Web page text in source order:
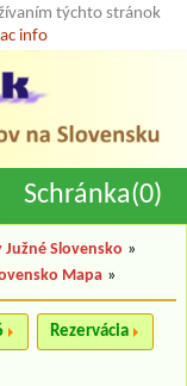
týchto stránok
info
Schránka(0)
Južné Slovensko »
Mapa »
Rezervácia